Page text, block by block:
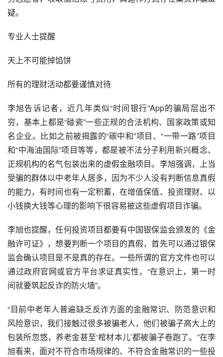
疑。
专业人士提醒
天上不可能掉馅饼
所有的理财活动都要谨慎对待
李旭告诉记者，近几年类似“时间银行”App的骗局层出不
穷，基本上都是“碰瓷”一些正规的合法机构、国家政策或知
名企业。比如之前被揭露的“碳中和”项目、“一带一路”项目
和“中海油国际”项目等等，都是被不法分子利用新兴概念、
正规机构的名气包装出来的虚假金融项目。李旭强调，上当
受骗的群体以中老年人居多，因为不少人没有判断信息真假
的能力，有时间也有一定积蓄，在增值保值、投资理财、以
小钱换大钱等心理的影响下很容易被这些虚假项目诈骗。
李旭也提醒，任何投资项目都要有中国银保监会颁发的《金
融许可证》，想要判断一个项目的真假，首先可以通过银保
监会确认项目是不是真的存在。一些所谓的官方文件也可以
通过政府官网或官方平台求证真实性，“在意识上，第一时
间就要筑起反诈的防火墙”。
“目前中老年人普遍缺乏反诈方面的金融常识、防范意识和
风险意识，我们接触过很多被骗老人，他们被骗子高大上的
包装所忽悠，养老金甚至‘棺材本儿’都被骗子卷跑了。”在李
旭看来，面对不符合市场规律的、不符合金融常识的一些投